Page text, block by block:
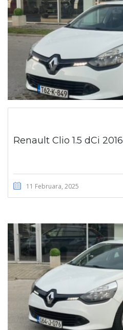
Renault Clio 1.5 dCi 2016
11 Februara, 2025